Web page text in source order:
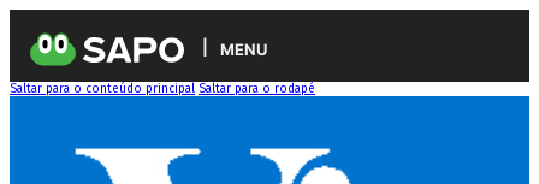
MENU
Saltar para o conteúdo principal Saltar para o rodapé